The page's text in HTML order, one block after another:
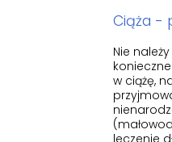
Ciąża -
Nie
w ciążę,
leczenie